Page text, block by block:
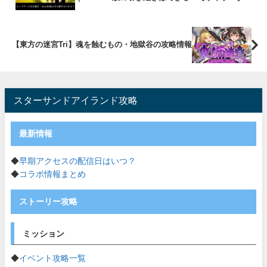
【東方の迷宮Tri】魂を蝕むもの・地獄谷の攻略情報
スターサンドアイランド攻略
最新情報
◆早期アクセスの配信日はいつ？
◆コラボ情報まとめ
ストーリー攻略
ミッション
◆イベント攻略一覧